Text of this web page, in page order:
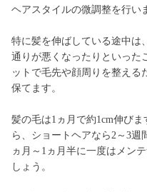
ヘアスタイルの微調整を行い
特に髪を伸ばしている途中は
通りが悪くなったりといった
ットで毛先や顔周りを整える
保てます。
髪の毛は1ヵ月で約1cm伸び
ら、ショートヘアなら2～3週
ヵ月～1ヵ月半に一度はメン
しょう。